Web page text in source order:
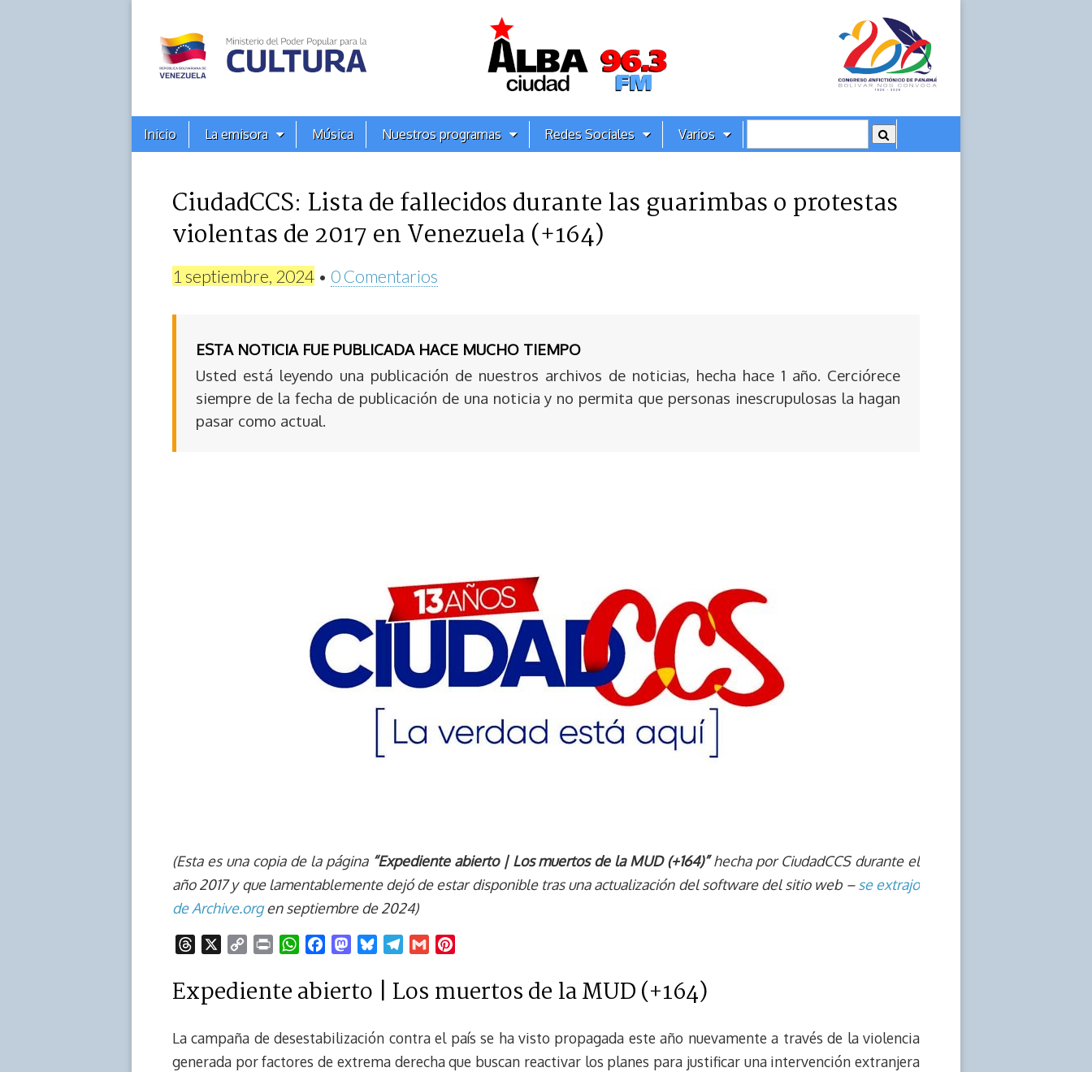
Alba
Ciudad
96.3
FM
Menú
principal
Inicio La emisora Música Nuestros programas Redes Sociales Varios
CiudadCCS: Lista de fallecidos durante las guarimbas o protestas
violentas de 2017 en Venezuela (+164)
1 septiembre, 2024 • 0 Comentarios
ESTA NOTICIA FUE PUBLICADA HACE MUCHO TIEMPO
Usted está leyendo una publicación de nuestros archivos de noticias, hecha hace 1 año. Cerciórece
siempre de la fecha de publicación de una noticia y no permita que personas inescrupulosas la hagan
pasar como actual.
(Esta es una copia de la página“Expediente abierto | Los muertos de la MUD (+164)”hecha por CiudadCCS durante el
año 2017 y que lamentablemente dejó de estar disponible tras una actualización del software del sitio web –se extrajo
de Archive.orgen septiembre de 2024)
r
e
d
s
p
y
i
n
i
n
W
a
t
A
p
c
e
o
o
M
s
t
d
o
u
e
k
y
e
r
a
n
t
r
e
Expediente abierto | Los muertos de la MUD (+164)
La campaña de desestabilización contra el país se ha visto propagada este año nuevamente a través de la violencia
generada por factores de extrema derecha que buscan reactivar los planes para justificar una intervención extranjera